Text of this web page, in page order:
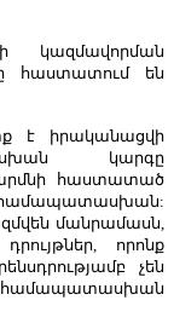
կազմավորման
հաստատում են
է իրականացվի
կարգը
հաստատած
մանրամասն,
որոնք
չեն
համապատասխան